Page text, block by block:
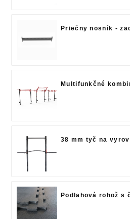
Priečny nosník -
Multifunkčné
38 mm tyč na
Podlahová rohož s